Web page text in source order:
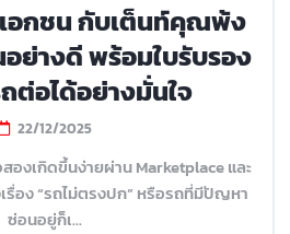
อกชน กับเต็นท์คุณพ้ง
ย่างดี พร้อมใบรับรอง
ต่อได้อย่างมั่นใจ
22/12/2025
องเกิดขึ้นง่ายผ่าน Marketplace และ
รื่อง “รถไม่ตรงปก” หรือรถที่มีปัญหา
ซ่อนอยู่ก็เ...